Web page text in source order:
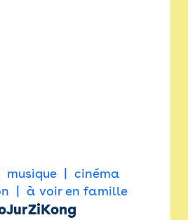
musique
cinéma
à voir en famille